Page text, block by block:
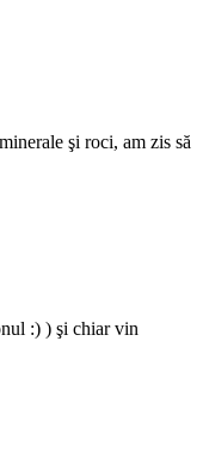
şi roci, am zis să
:) ) şi chiar vin